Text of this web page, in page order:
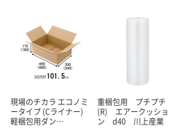
現場のチカラ エコノミ
ータイプ (Cライナー)
軽梱包用ダン…
重梱包用 プチプチ
(R) エアークッショ
ン d40 川上産業